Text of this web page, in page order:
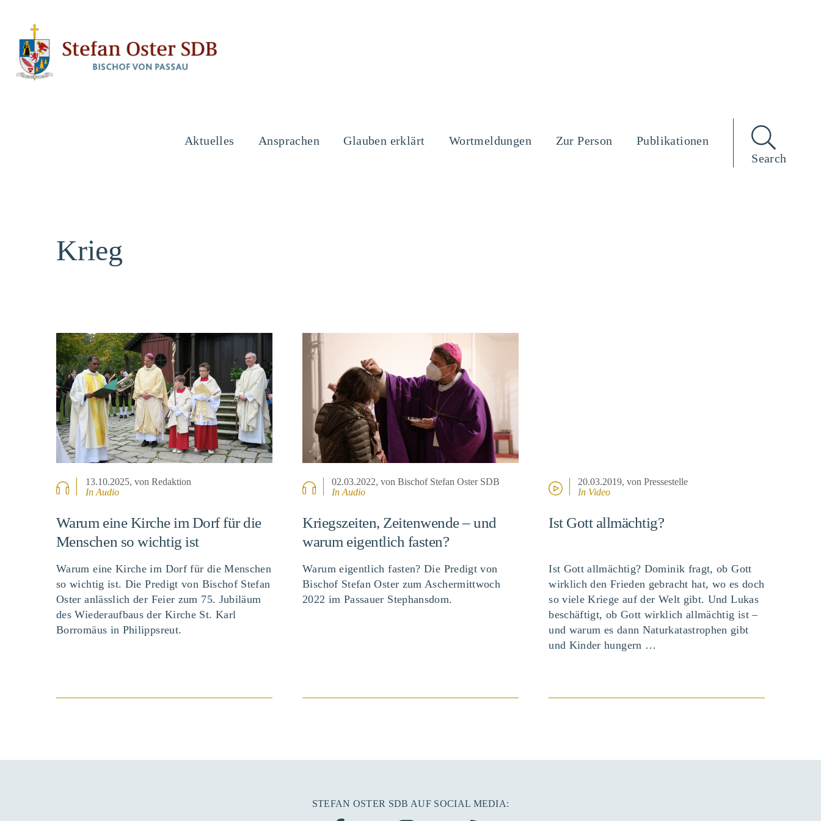
Aktuelles Ansprachen Glauben erklärt Wortmeldungen Zur Person
Publikationen
Search
Krieg
13.10.2025, von Redaktion
In Audio
Warum eine Kirche im Dorf für die
Menschen so wichtig ist
Warum eine Kirche im Dorf für die Menschen
so wichtig ist. Die Predigt von Bischof Stefan
Oster anlässlich der Feier zum 75. Jubiläum
des Wiederaufbaus der Kirche St. Karl
Borromäus in Philippsreut.
02.03.2022, von Bischof Stefan Oster SDB
In Audio
Kriegszeiten, Zeitenwende – und
warum eigentlich fasten?
Warum eigentlich fasten? Die Predigt von
Bischof Stefan Oster zum Aschermittwoch
2022 im Passauer Stephansdom.
20.03.2019, von Pressestelle
In Video
Ist Gott allmächtig?
Ist Gott allmächtig? Dominik fragt, ob Gott
wirklich den Frieden gebracht hat, wo es doch
so viele Kriege auf der Welt gibt. Und Lukas
beschäftigt, ob Gott wirklich allmächtig ist –
und warum es dann Naturkatastrophen gibt
und Kinder hungern …
STEFAN OSTER SDB AUF SOCIAL MEDIA: